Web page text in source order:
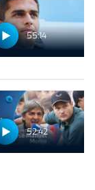
55:14
52:42